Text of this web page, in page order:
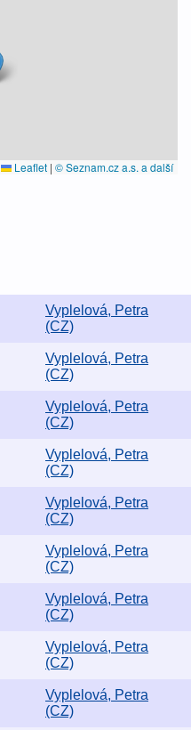
Leaflet | © Seznam.cz a.s. a další
Vyplelová, Petra
(CZ)
Vyplelová, Petra
(CZ)
Vyplelová, Petra
(CZ)
Vyplelová, Petra
(CZ)
Vyplelová, Petra
(CZ)
Vyplelová, Petra
(CZ)
Vyplelová, Petra
(CZ)
Vyplelová, Petra
(CZ)
Vyplelová, Petra
(CZ)